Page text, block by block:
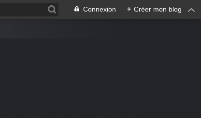
Connexion + Créer mon blog